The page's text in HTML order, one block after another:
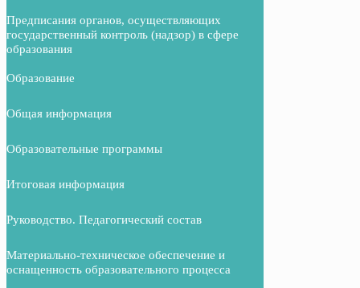
Предписания органов, осуществляющих
государственный контроль (надзор) в сфере
образования
Образование
Общая информация
Образовательные программы
Итоговая информация
Руководство. Педагогический состав
Материально-техническое обеспечение и
оснащенность образовательного процесса